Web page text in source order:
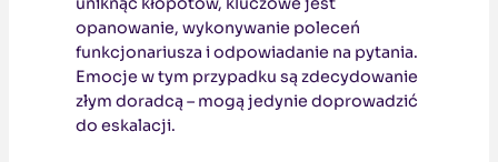
opanowanie, wykonywanie poleceń
funkcjonariusza i odpowiadanie na pytania.
Emocje w tym przypadku są zdecydowanie
złym doradcą – mogą jedynie doprowadzić
do eskalacji.